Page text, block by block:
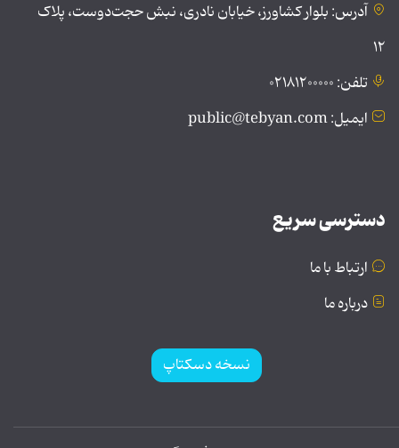
آدرس: بلوار کشاورز، خیابان نادری، نبش حجت‌دوست، پلاک
۱۲
تلفن: ۰۲۱۸۱۲۰۰۰۰۰
ایمیل: public@tebyan.com
دسترسی سریع
ارتباط با ما
درباره ما
نسخه دسکتاپ